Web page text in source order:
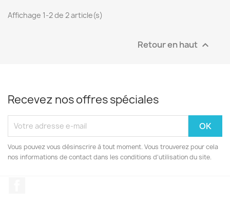
Affichage 1-2 de 2 article(s)
Retour en haut 
Recevez nos offres spéciales
Vous pouvez vous désinscrire à tout moment. Vous trouverez pour cela
nos informations de contact dans les conditions d'utilisation du site.